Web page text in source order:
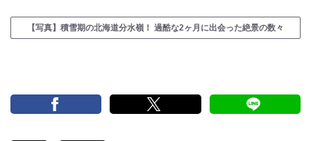
【写真】積雪期の北海道分水嶺！ 過酷な2ヶ月に出会った絶景の数々